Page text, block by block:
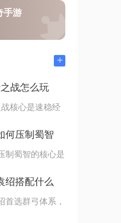
手游
+
战怎么玩
核心是速稳经
何压制蜀智
制蜀智的核心是
绍搭配什么
首选群弓体系，